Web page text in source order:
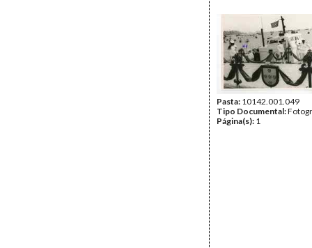
Pasta: 10142.001.049
Tipo Documental:
Página(s): 1